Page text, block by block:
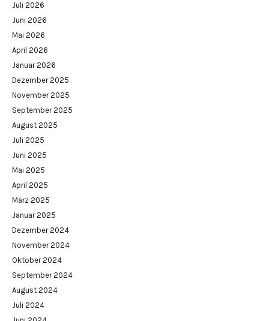
Juli 2026
Juni 2026
Mai 2026
April 2026
Januar 2026
Dezember 2025
November 2025
September 2025
August 2025
Juli 2025
Juni 2025
Mai 2025
April 2025
März 2025
Januar 2025
Dezember 2024
November 2024
Oktober 2024
September 2024
August 2024
Juli 2024